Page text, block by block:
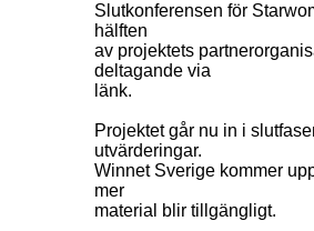
Slutkonferensen för
hälften
av projektets
deltagande via
länk.
Projektet går nu in i
utvärderingar.
Winnet Sverige kommer
mer
material blir tillgängligt.